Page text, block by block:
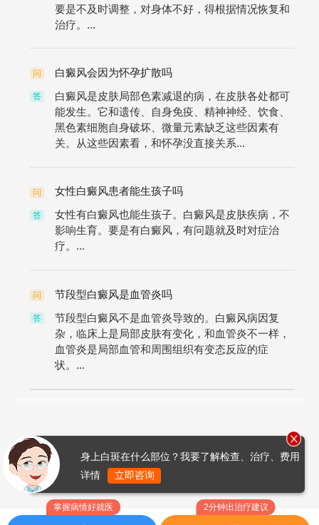
要是不及时调整，对身体不好，得根据情况恢复和
治疗。...
问 白癜风会因为怀孕扩散吗
答
白癜风是皮肤局部色素减退的病，在皮肤各处都可
能发生。它和遗传、自身免疫、精神神经、饮食、
黑色素细胞自身破坏、微量元素缺乏这些因素有
关。从这些因素看，和怀孕没直接关系...
问 女性白癜风患者能生孩子吗
答
女性有白癜风也能生孩子。白癜风是皮肤疾病，不
影响生育。要是有白癜风，有问题就及时对症治
疗。...
问 节段型白癜风是血管炎吗
答
节段型白癜风不是血管炎导致的。白癜风病因复
杂，临床上是局部皮肤有变化，和血管炎不一样，
血管炎是局部血管和周围组织有变态反应的症
状。...
掌握病情好就医 2分钟出治疗建议
身上白斑在什么部位？我要了解检查、治疗、费用
详情
立即咨询